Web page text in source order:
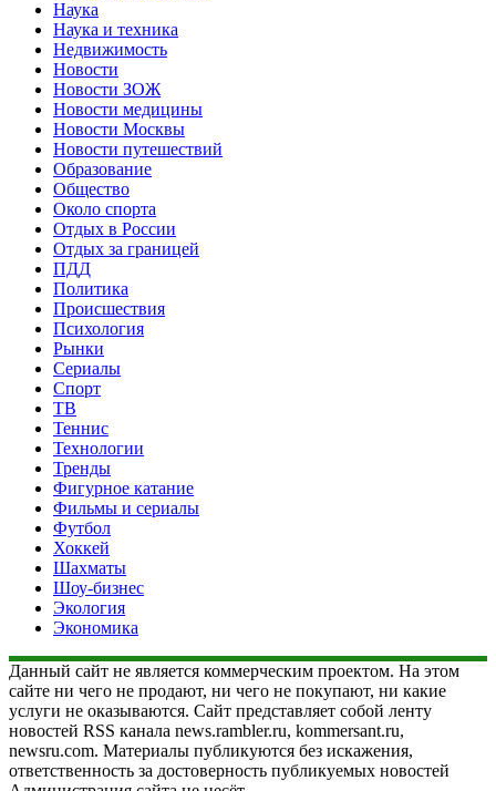
Наука
Наука и техника
Недвижимость
Новости
Новости ЗОЖ
Новости медицины
Новости Москвы
Новости путешествий
Образование
Общество
Около спорта
Отдых в России
Отдых за границей
ПДД
Политика
Происшествия
Психология
Рынки
Сериалы
Спорт
ТВ
Теннис
Технологии
Тренды
Фигурное катание
Фильмы и сериалы
Футбол
Хоккей
Шахматы
Шоу-бизнес
Экология
Экономика
Данный сайт не является коммерческим проектом. На этом
сайте ни чего не продают, ни чего не покупают, ни какие
услуги не оказываются. Сайт представляет собой ленту
новостей RSS канала news.rambler.ru, kommersant.ru,
newsru.com. Материалы публикуются без искажения,
ответственность за достоверность публикуемых новостей